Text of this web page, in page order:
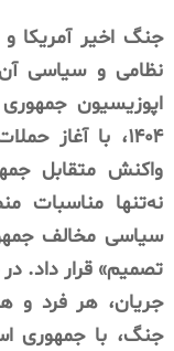
جنگ اخیر آمریکا و
نظامی و سیاسی
اپوزیسیون
۱۴۰۴، با آغاز
واکنش متقابل
نه‌تنها مناسبات
سیاسی مخالف
تصمیم» قرار داد.
جریان، هر فرد و
جنگ، با جمهوری